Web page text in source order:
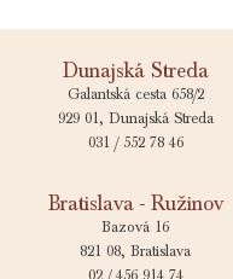
Dunajská Streda
Galantská cesta 658/2
929 01, Dunajská Streda
031 / 552 78 46
Bratislava - Ružinov
Bazová 16
821 08, Bratislava